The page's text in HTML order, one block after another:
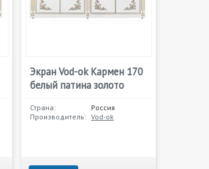
Экран Vod-ok Кармен 170
белый патина золото
Страна:
Россия
Производитель: Vod-ok